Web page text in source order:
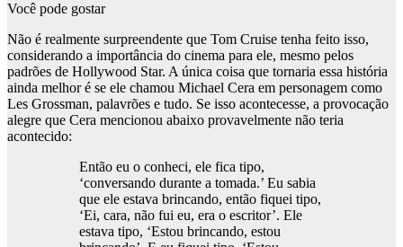
Você pode gostar
Não é realmente surpreendente que Tom Cruise tenha feito isso,
considerando a importância do cinema para ele, mesmo pelos
padrões de Hollywood Star. A única coisa que tornaria essa história
ainda melhor é se ele chamou Michael Cera em personagem como
Les Grossman, palavrões e tudo. Se isso acontecesse, a provocação
alegre que Cera mencionou abaixo provavelmente não teria
acontecido:
Então eu o conheci, ele fica tipo,
‘conversando durante a tomada.’ Eu sabia
que ele estava brincando, então fiquei tipo,
‘Ei, cara, não fui eu, era o escritor’. Ele
estava tipo, ‘Estou brincando, estou